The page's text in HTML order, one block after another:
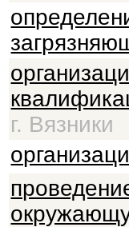
г. Вязники